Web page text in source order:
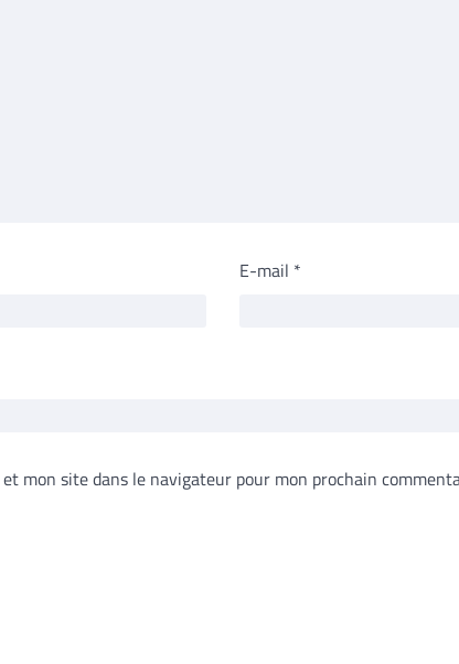
E-mail *
mon site dans le navigateur pour mon prochain